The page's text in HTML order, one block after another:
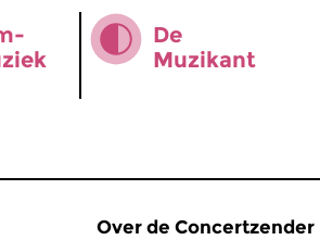
De
Muzikant
Over de Concertzender